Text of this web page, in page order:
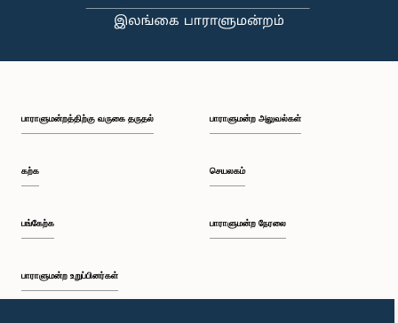
பாராளுமன்றத்திற்கு வருகை தருதல்
கற்க
பங்கேற்க
பாராளுமன்ற உறுப்பினர்கள்
பாராளுமன்ற அலுவல்கள்
செயலகம்
பாராளுமன்ற நேரலை